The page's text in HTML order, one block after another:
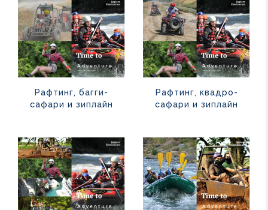
Рафтинг, багги-
сафари и зиплайн
Рафтинг, квадро-
сафари и зиплайн